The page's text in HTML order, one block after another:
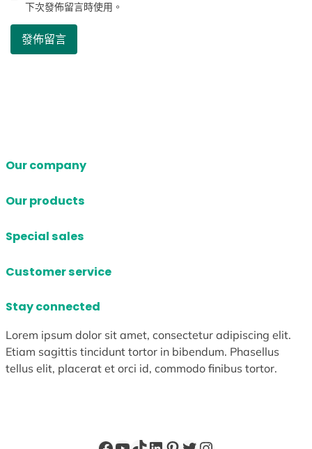
下次發佈留言時使用。
Our company
Our products
Special sales
Customer service
Stay connected
Lorem ipsum dolor sit amet, consectetur adipiscing elit.
Etiam sagittis tincidunt tortor in bibendum. Phasellus
tellus elit, placerat et orci id, commodo finibus tortor.